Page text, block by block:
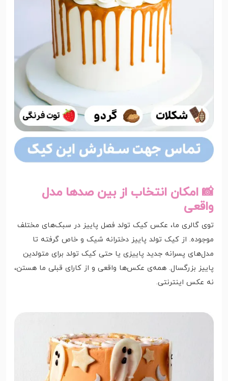
📸 امکان انتخاب از بین صدها مدل
واقعی
توی گالری ما، عکس کیک تولد فصل پاییز در سبک‌های مختلف
موجوده. از کیک تولد پاییز دخترانه شیک و خاص گرفته تا
مدل‌های پسرانه جدید پاییزی یا حتی کیک تولد برای متولدین
پاییز بزرگسال. همه‌ی عکس‌ها واقعی و از کارای قبلی ما هستن،
نه عکس اینترنتی.